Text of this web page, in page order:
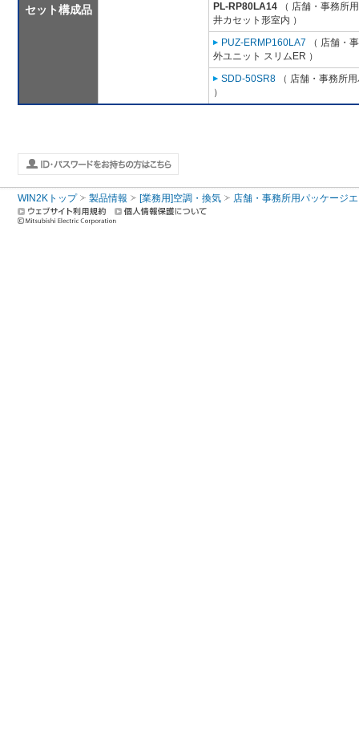
セット構成品
PL-RP80LA14 （ 店舗・事務所
井カセット形室内 ）
PUZ-ERMP160LA7 （ 店舗・
外ユニット スリムER ）
SDD-50SR8 （ 店舗・事務所
）
WIN2Kトップ 製品情報 [業務用]空調・換気 店舗・事務所用パッケージ